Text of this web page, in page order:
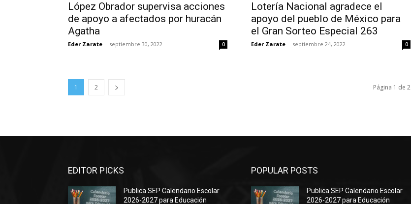
López Obrador supervisa acciones
de apoyo a afectados por huracán
Agatha
Eder Zarate - septiembre 30, 2022 0
Lotería Nacional agradece el
apoyo del pueblo de México para
el Gran Sorteo Especial 263
Eder Zarate - septiembre 24, 2022 0
1 2 Página 1 de 2
EDITOR PICKS
Publica SEP Calendario Escolar
2026-2027 para Educación
POPULAR POSTS
Publica SEP Calendario Escolar
2026-2027 para Educación